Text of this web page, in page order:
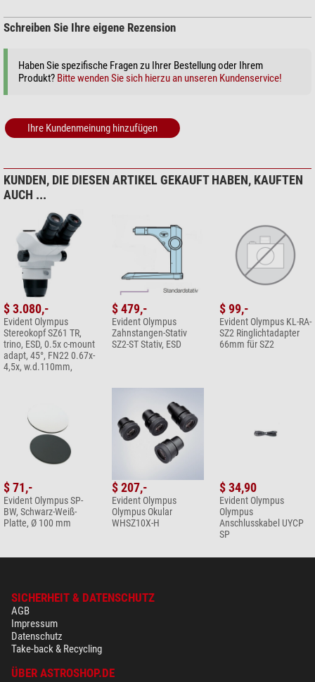
Schreiben Sie Ihre eigene Rezension
Haben Sie spezifische Fragen zu Ihrer Bestellung oder Ihrem
Produkt? Bitte wenden Sie sich hierzu an unseren Kundenservice!
Ihre Kundenmeinung hinzufügen
KUNDEN, DIE DIESEN ARTIKEL GEKAUFT HABEN, KAUFTEN
AUCH ...
$ 3.080,-
Evident Olympus
Stereokopf SZ61 TR,
trino, ESD, 0.5x c-mount
adapt, 45°, FN22 0.67x-
4,5x, w.d.110mm,
$ 479,-
Evident Olympus
Zahnstangen-Stativ
SZ2-ST Stativ, ESD
$ 99,-
Evident Olympus KL-RA-
SZ2 Ringlichtadapter
66mm für SZ2
$ 71,-
Evident Olympus SP-
BW, Schwarz-Weiß-
Platte, Ø 100 mm
$ 207,-
Evident Olympus
Olympus Okular
WHSZ10X-H
$ 34,90
Evident Olympus
Olympus
Anschlusskabel UYCP
SP
SICHERHEIT & DATENSCHUTZ
AGB
Impressum
Datenschutz
Take-back & Recycling
ÜBER ASTROSHOP.DE